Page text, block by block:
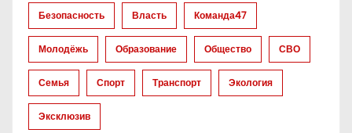
а
п
Безопасность Власть Команда47
Молодёжь Образование Общество СВО
Семья Спорт Транспорт Экология
Эксклюзив